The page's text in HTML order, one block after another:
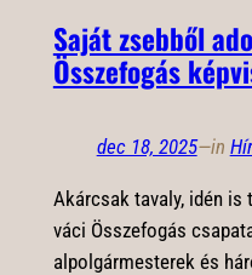
Saját zsebből
Összefogás
dec 18, 2025—in
Akárcsak tavaly, idén
váci Összefogás
alpolgármesterek és